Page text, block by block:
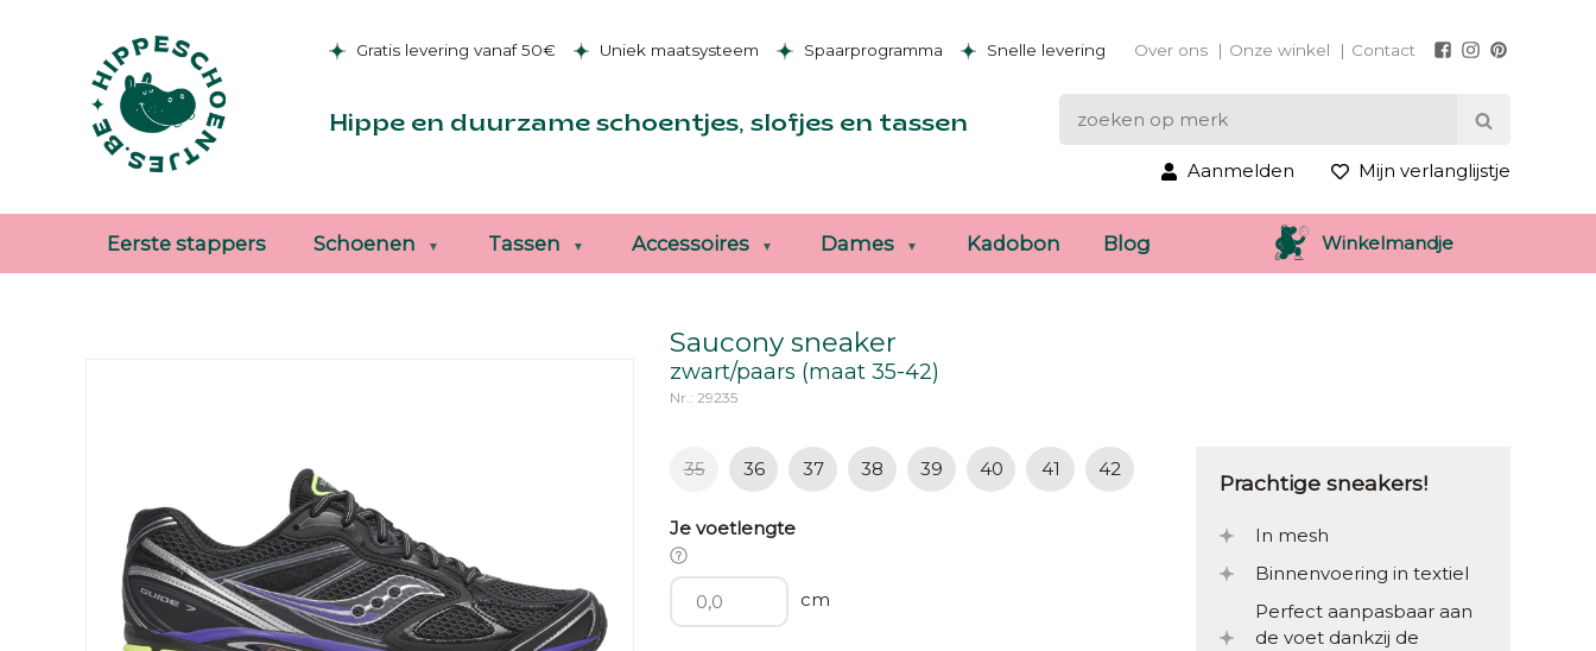
Gratis levering vanaf 50€ Uniek maatsysteem Spaarprogramma Snelle levering Over ons Onze winkel Contact
Hippe en duurzame schoentjes, slofjes en tassen
Aanmelden Mijn verlanglijstje
Eerste stappers Schoenen Tassen Accessoires Dames Kadobon Blog Winkelmandje
Saucony sneaker
zwart/paars (maat 35-42)
Nr.: 29235
35 36 37 38 39 40 41 42
Je voetlengte
cm
Prachtige sneakers!
In mesh
Binnenvoering in textiel
Perfect aanpasbaar aan
de voet dankzij de